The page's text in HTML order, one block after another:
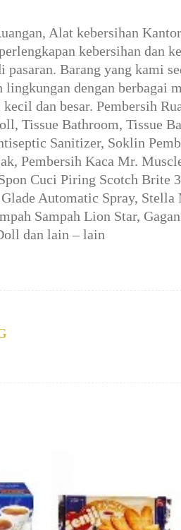
Alat kebersihan
kebersihan dan
pasaran. Barang yang kami
lingkungan dengan berbagai
dan besar. Pembersih
Tissue Bathroom, Tissue
Sanitizer, Soklin
Pembersih Kaca Mr.
Cuci Piring Scotch Brite
Glade Automatic Spray,
Sampah Lion Star,
dan lain – lain